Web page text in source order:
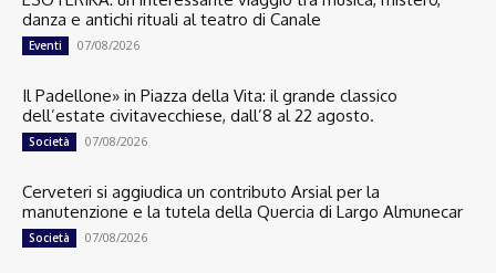
danza e antichi rituali al teatro di Canale
Eventi 07/08/2026
Il Padellone» in Piazza della Vita: il grande classico
dell’estate civitavecchiese, dall’8 al 22 agosto.
Società 07/08/2026
Cerveteri si aggiudica un contributo Arsial per la
manutenzione e la tutela della Quercia di Largo Almunecar
Società 07/08/2026